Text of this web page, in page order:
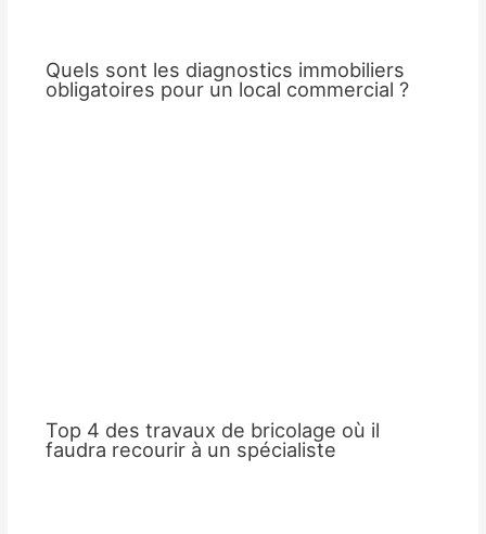
Quels sont les diagnostics immobiliers
obligatoires pour un local commercial ?
Top 4 des travaux de bricolage où il
faudra recourir à un spécialiste